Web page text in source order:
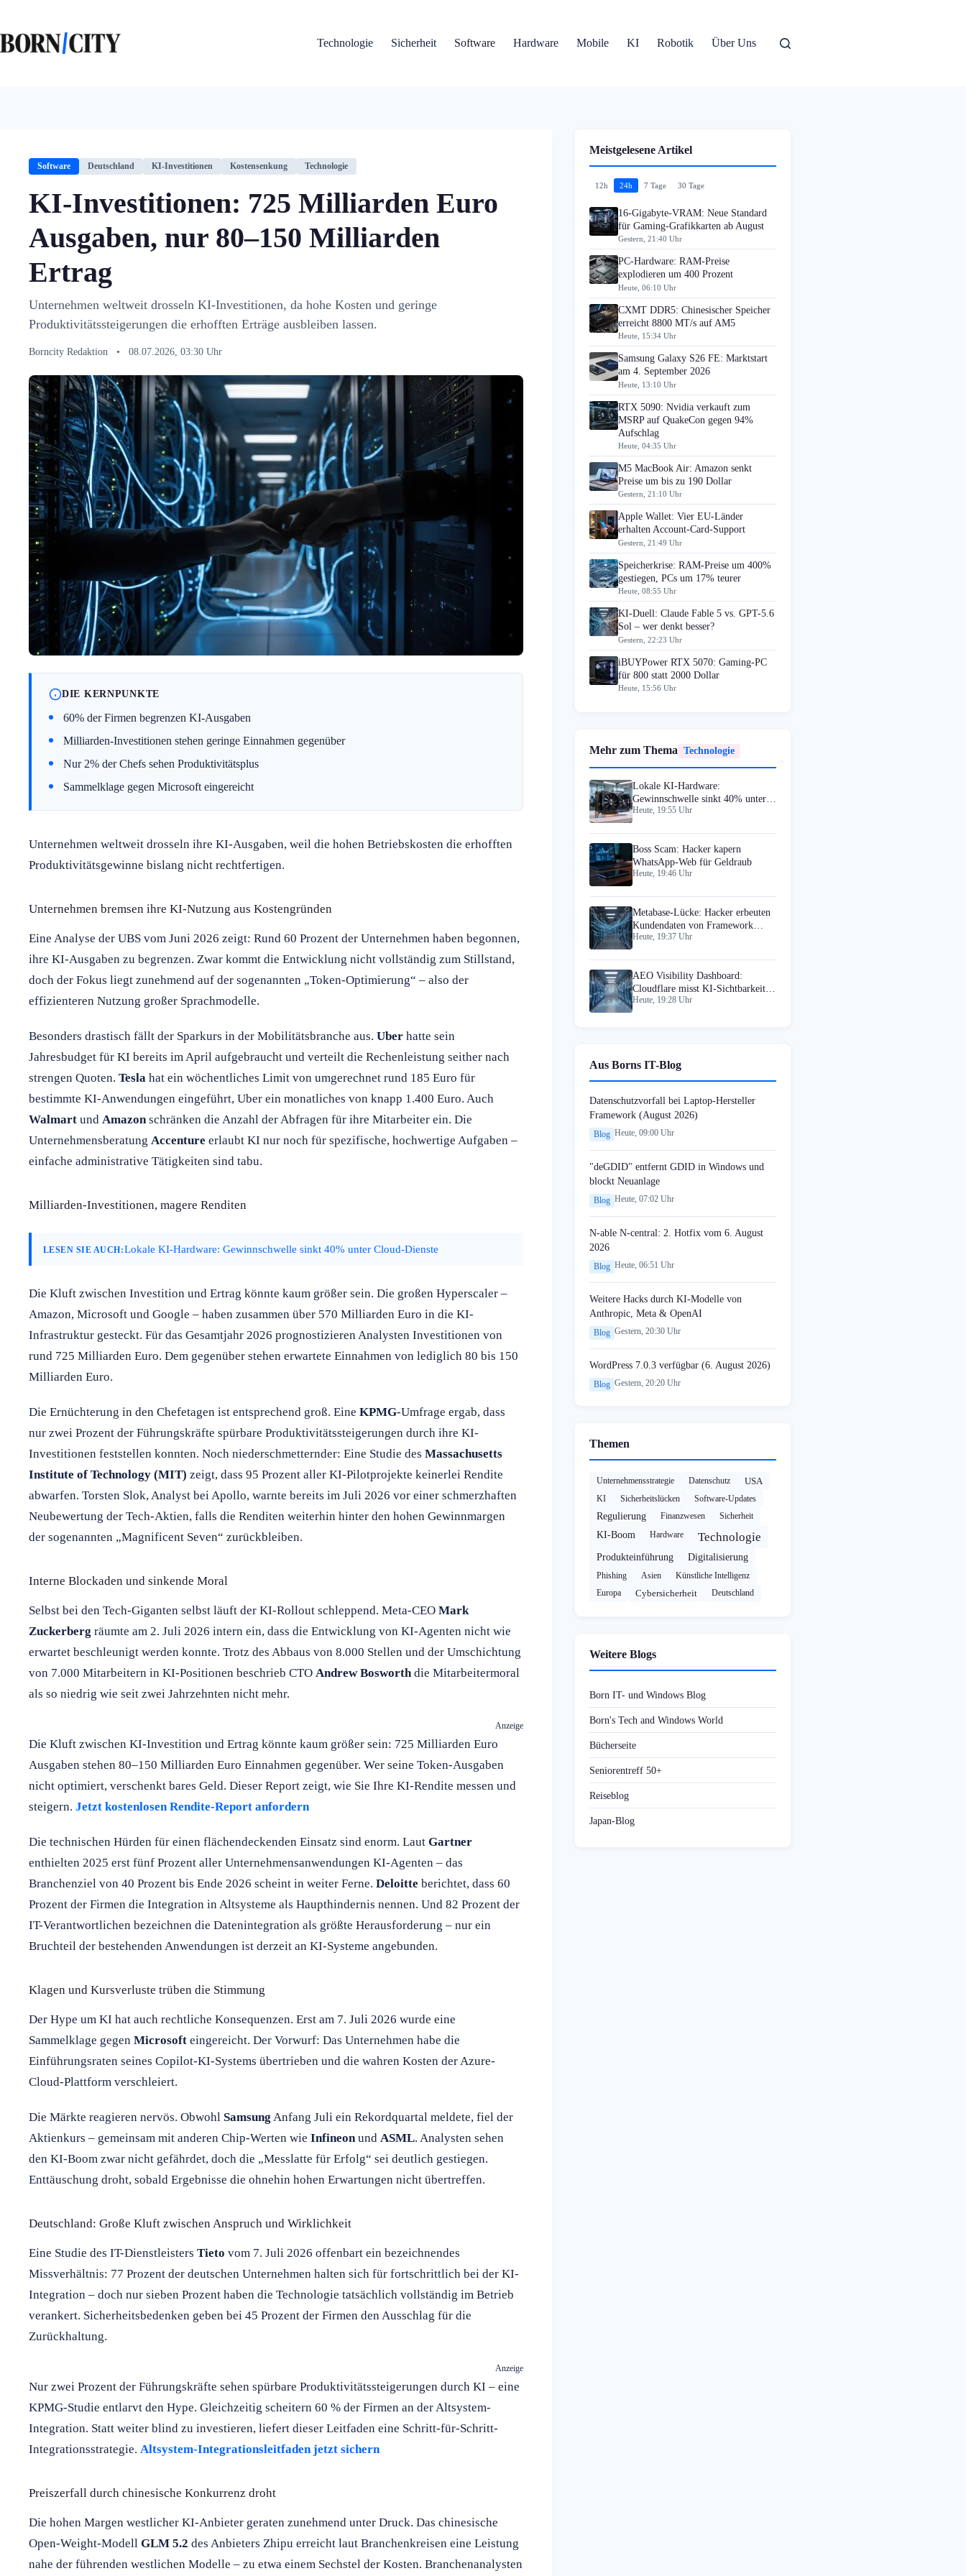
springen
Technologie
Sicherheit Software Hardware Mobile KI Robotik Über Uns
Software Deutschland KI-Investitionen Kostensenkung Technologie
KI-Investitionen: 725 Milliarden Euro
Ausgaben, nur 80–150 Milliarden
Ertrag
Unternehmen weltweit drosseln KI-Investitionen, da hohe Kosten und geringe
Produktivitätssteigerungen die erhofften Erträge ausbleiben lassen.
Borncity Redaktion • 08.07.2026, 03:30 Uhr
DIE KERNPUNKTE
60% der Firmen begrenzen KI-Ausgaben
Milliarden-Investitionen stehen geringe Einnahmen gegenüber
Nur 2% der Chefs sehen Produktivitätsplus
Sammelklage gegen Microsoft eingereicht
Unternehmen weltweit drosseln ihre KI-Ausgaben, weil die hohen Betriebskosten die erhofften
Produktivitätsgewinne bislang nicht rechtfertigen.
Unternehmen bremsen ihre KI-Nutzung aus Kostengründen
Eine Analyse der UBS vom Juni 2026 zeigt: Rund 60 Prozent der Unternehmen haben begonnen,
ihre KI-Ausgaben zu begrenzen. Zwar kommt die Entwicklung nicht vollständig zum Stillstand,
doch der Fokus liegt zunehmend auf der sogenannten „Token-Optimierung“ – also der
effizienteren Nutzung großer Sprachmodelle.
Besonders drastisch fällt der Sparkurs in der Mobilitätsbranche aus. Uber hatte sein
Jahresbudget für KI bereits im April aufgebraucht und verteilt die Rechenleistung seither nach
strengen Quoten. Tesla hat ein wöchentliches Limit von umgerechnet rund 185 Euro für
bestimmte KI-Anwendungen eingeführt, Uber ein monatliches von knapp 1.400 Euro. Auch
Walmart und Amazon schränken die Anzahl der Abfragen für ihre Mitarbeiter ein. Die
Unternehmensberatung Accenture erlaubt KI nur noch für spezifische, hochwertige Aufgaben –
einfache administrative Tätigkeiten sind tabu.
Milliarden-Investitionen, magere Renditen
LESEN SIE AUCH:Lokale KI-Hardware: Gewinnschwelle sinkt 40% unter Cloud-Dienste
Die Kluft zwischen Investition und Ertrag könnte kaum größer sein. Die großen Hyperscaler –
Amazon, Microsoft und Google – haben zusammen über 570 Milliarden Euro in die KI-
Infrastruktur gesteckt. Für das Gesamtjahr 2026 prognostizieren Analysten Investitionen von
rund 725 Milliarden Euro. Dem gegenüber stehen erwartete Einnahmen von lediglich 80 bis 150
Milliarden Euro.
Die Ernüchterung in den Chefetagen ist entsprechend groß. Eine KPMG-Umfrage ergab, dass
nur zwei Prozent der Führungskräfte spürbare Produktivitätssteigerungen durch ihre KI-
Investitionen feststellen konnten. Noch niederschmetternder: Eine Studie des Massachusetts
Institute of Technology (MIT) zeigt, dass 95 Prozent aller KI-Pilotprojekte keinerlei Rendite
abwarfen. Torsten Slok, Analyst bei Apollo, warnte bereits im Juli 2026 vor einer schmerzhaften
Neubewertung der Tech-Aktien, falls die Renditen weiterhin hinter den hohen Gewinnmargen
der sogenannten „Magnificent Seven“ zurückbleiben.
Interne Blockaden und sinkende Moral
Selbst bei den Tech-Giganten selbst läuft der KI-Rollout schleppend. Meta-CEO Mark
Zuckerberg räumte am 2. Juli 2026 intern ein, dass die Entwicklung von KI-Agenten nicht wie
erwartet beschleunigt werden konnte. Trotz des Abbaus von 8.000 Stellen und der Umschichtung
von 7.000 Mitarbeitern in KI-Positionen beschrieb CTO Andrew Bosworth die Mitarbeitermoral
als so niedrig wie seit zwei Jahrzehnten nicht mehr.
Anzeige
Die Kluft zwischen KI-Investition und Ertrag könnte kaum größer sein: 725 Milliarden Euro
Ausgaben stehen 80–150 Milliarden Euro Einnahmen gegenüber. Wer seine Token-Ausgaben
nicht optimiert, verschenkt bares Geld. Dieser Report zeigt, wie Sie Ihre KI-Rendite messen und
steigern. Jetzt kostenlosen Rendite-Report anfordern
Die technischen Hürden für einen flächendeckenden Einsatz sind enorm. Laut Gartner
enthielten 2025 erst fünf Prozent aller Unternehmensanwendungen KI-Agenten – das
Branchenziel von 40 Prozent bis Ende 2026 scheint in weiter Ferne. Deloitte berichtet, dass 60
Prozent der Firmen die Integration in Altsysteme als Haupthindernis nennen. Und 82 Prozent der
IT-Verantwortlichen bezeichnen die Datenintegration als größte Herausforderung – nur ein
Bruchteil der bestehenden Anwendungen ist derzeit an KI-Systeme angebunden.
Klagen und Kursverluste trüben die Stimmung
Der Hype um KI hat auch rechtliche Konsequenzen. Erst am 7. Juli 2026 wurde eine
Sammelklage gegen Microsoft eingereicht. Der Vorwurf: Das Unternehmen habe die
Einführungsraten seines Copilot-KI-Systems übertrieben und die wahren Kosten der Azure-
Cloud-Plattform verschleiert.
Die Märkte reagieren nervös. Obwohl Samsung Anfang Juli ein Rekordquartal meldete, fiel der
Aktienkurs – gemeinsam mit anderen Chip-Werten wie Infineon und ASML. Analysten sehen
den KI-Boom zwar nicht gefährdet, doch die „Messlatte für Erfolg“ sei deutlich gestiegen.
Enttäuschung droht, sobald Ergebnisse die ohnehin hohen Erwartungen nicht übertreffen.
Deutschland: Große Kluft zwischen Anspruch und Wirklichkeit
Eine Studie des IT-Dienstleisters Tieto vom 7. Juli 2026 offenbart ein bezeichnendes
Missverhältnis: 77 Prozent der deutschen Unternehmen halten sich für fortschrittlich bei der KI-
Integration – doch nur sieben Prozent haben die Technologie tatsächlich vollständig im Betrieb
verankert. Sicherheitsbedenken geben bei 45 Prozent der Firmen den Ausschlag für die
Zurückhaltung.
Anzeige
Nur zwei Prozent der Führungskräfte sehen spürbare Produktivitätssteigerungen durch KI – eine
KPMG-Studie entlarvt den Hype. Gleichzeitig scheitern 60 % der Firmen an der Altsystem-
Integration. Statt weiter blind zu investieren, liefert dieser Leitfaden eine Schritt-für-Schritt-
Integrationsstrategie. Altsystem-Integrationsleitfaden jetzt sichern
Preiszerfall durch chinesische Konkurrenz droht
Die hohen Margen westlicher KI-Anbieter geraten zunehmend unter Druck. Das chinesische
Open-Weight-Modell GLM 5.2 des Anbieters Zhipu erreicht laut Branchenkreisen eine Leistung
nahe der führenden westlichen Modelle – zu etwa einem Sechstel der Kosten. Branchenanalysten
Meistgelesene Artikel
12h 24h 7 Tage 30 Tage
16-Gigabyte-VRAM: Neue Standard
für Gaming-Grafikkarten ab August
Gestern, 21:40 Uhr
PC-Hardware: RAM-Preise
explodieren um 400 Prozent
Heute, 06:10 Uhr
CXMT DDR5: Chinesischer Speicher
erreicht 8800 MT/s auf AM5
Heute, 15:34 Uhr
Samsung Galaxy S26 FE: Marktstart
am 4. September 2026
Heute, 13:10 Uhr
RTX 5090: Nvidia verkauft zum
MSRP auf QuakeCon gegen 94%
Aufschlag
Heute, 04:35 Uhr
M5 MacBook Air: Amazon senkt
Preise um bis zu 190 Dollar
Gestern, 21:10 Uhr
Apple Wallet: Vier EU-Länder
erhalten Account-Card-Support
Gestern, 21:49 Uhr
Speicherkrise: RAM-Preise um 400%
gestiegen, PCs um 17% teurer
Heute, 08:55 Uhr
KI-Duell: Claude Fable 5 vs. GPT-5.6
Sol – wer denkt besser?
Gestern, 22:23 Uhr
iBUYPower RTX 5070: Gaming-PC
für 800 statt 2000 Dollar
Heute, 15:56 Uhr
Mehr zum Thema Technologie
Lokale KI-Hardware:
Gewinnschwelle sinkt 40% unter
Cloud-Dienste
Heute, 19:55 Uhr
Boss Scam: Hacker kapern
WhatsApp-Web für Geldraub
Heute, 19:46 Uhr
Metabase-Lücke: Hacker erbeuten
Kundendaten von Framework
Computer
Heute, 19:37 Uhr
AEO Visibility Dashboard:
Cloudflare misst KI-Sichtbarkeit
von Marken
Heute, 19:28 Uhr
Aus Borns IT-Blog
Datenschutzvorfall bei Laptop-Hersteller
Framework (August 2026)
Blog Heute, 09:00 Uhr
"deGDID" entfernt GDID in Windows und
blockt Neuanlage
Blog Heute, 07:02 Uhr
N-able N-central: 2. Hotfix vom 6. August
2026
Blog Heute, 06:51 Uhr
Weitere Hacks durch KI-Modelle von
Anthropic, Meta & OpenAI
Blog Gestern, 20:30 Uhr
WordPress 7.0.3 verfügbar (6. August 2026)
Blog Gestern, 20:20 Uhr
Themen
Unternehmensstrategie Datenschutz USA
KI Sicherheitslücken Software-Updates
Regulierung Finanzwesen Sicherheit
KI-Boom Hardware Technologie
Produkteinführung Digitalisierung
Phishing Asien
Künstliche Intelligenz
Europa
Cybersicherheit Deutschland
Weitere Blogs
Born IT- und Windows Blog
Born's Tech and Windows World
Bücherseite
Seniorentreff 50+
Reiseblog
Japan-Blog